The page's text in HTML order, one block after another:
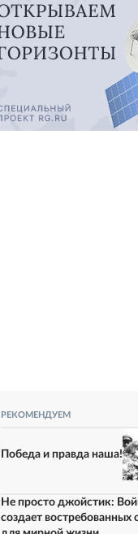
РЕКОМЕНДУЕМ
Победа и правда наша!
Не просто джойстик:
создает востребованных